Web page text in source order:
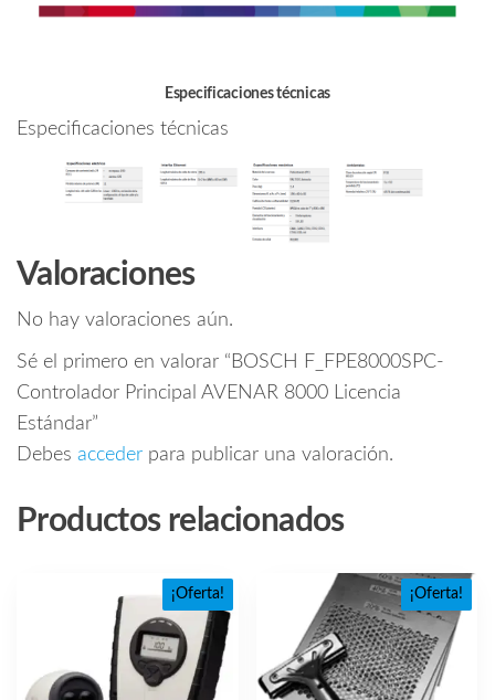
Especificaciones técnicas
Especificaciones técnicas
Valoraciones
No hay valoraciones aún.
Sé el primero en valorar “BOSCH F_FPE8000SPC-
Controlador Principal AVENAR 8000 Licencia
Estándar”
Debes acceder para publicar una valoración.
Productos relacionados
¡Oferta! ¡Oferta!